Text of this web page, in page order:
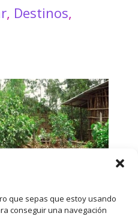
que sepas que estoy usando
conseguir una navegación
, Destinos,